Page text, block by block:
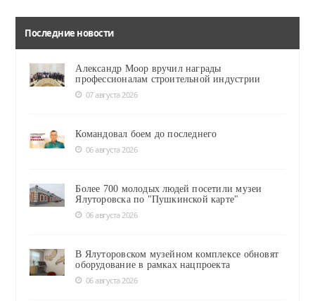
Последние новости
Александр Моор вручил награды
профессионалам строительной индустрии
07 августа 2026
Командовал боем до последнего
06 августа 2026
Более 700 молодых людей посетили музеи
Ялуторовска по "Пушкинской карте"
06 августа 2026
В Ялуторовском музейном комплексе обновят
оборудование в рамках нацпроекта
06 августа 2026